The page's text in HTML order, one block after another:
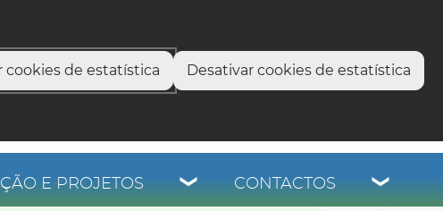
cookies de estatística Desativar cookies de estatística
E PROJETOS CONTACTOS